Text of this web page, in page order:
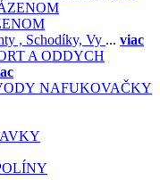
, Schodíky, Vy ... viac
A ODDYCH
NAFUKOVAČKY